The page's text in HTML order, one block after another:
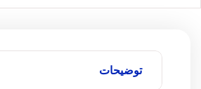
توضیحات